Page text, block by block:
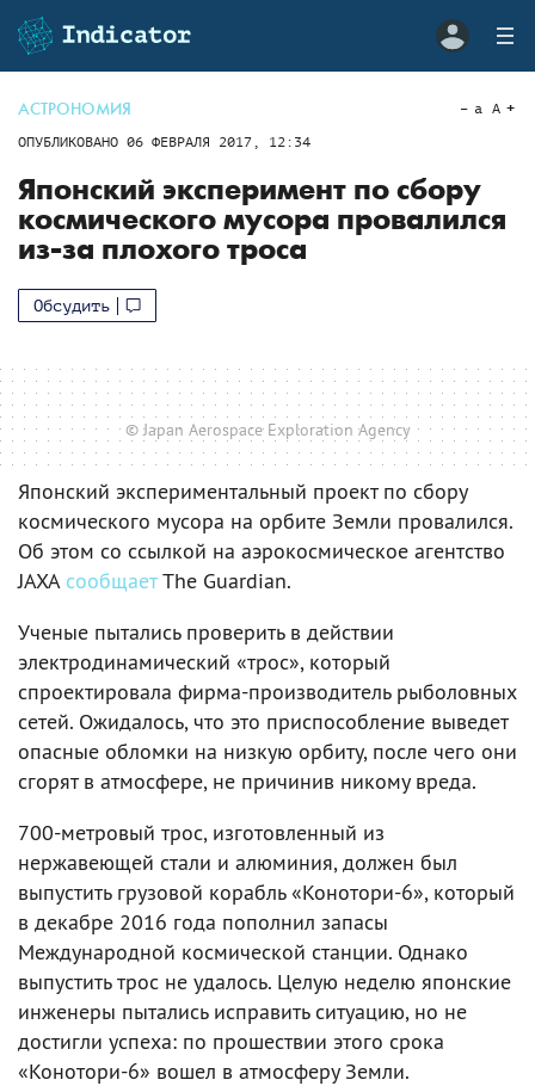
АСТРОНОМИЯ
ОПУБЛИКОВАНО 06 ФЕВРАЛЯ 2017, 12:34
a A
Японский эксперимент по сбору
космического мусора провалился
из-за плохого троса
Обсудить
© Japan Aerospace Exploration Agency
Японский экспериментальный проект по сбору
космического мусора на орбите Земли провалился.
Об этом со ссылкой на аэрокосмическое агентство
JAXA сообщаетThe Guardian.
Ученые пытались проверить в действии
электродинамический «трос», который
спроектировала фирма-производитель рыболовных
сетей. Ожидалось, что это приспособление выведет
опасные обломки на низкую орбиту, после чего они
сгорят в атмосфере, не причинив никому вреда.
700-метровый трос, изготовленный из
нержавеющей стали и алюминия, должен был
выпустить грузовой корабль «Конотори-6», который
в декабре 2016 года пополнил запасы
Международной космической станции. Однако
выпустить трос не удалось. Целую неделю японские
инженеры пытались исправить ситуацию, но не
достигли успеха: по прошествии этого срока
«Конотори-6» вошел в атмосферу Земли.